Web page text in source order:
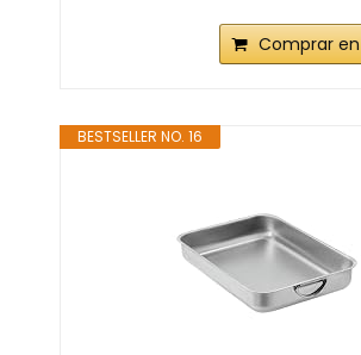
Comprar
BESTSELLER NO. 16